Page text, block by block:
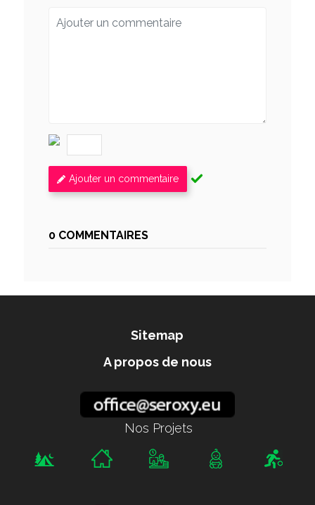
Ajouter un commentaire
0 COMMENTAIRES
Sitemap
A propos de nous
Nos Projets